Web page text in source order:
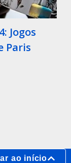
Jogos
Paris
ao início